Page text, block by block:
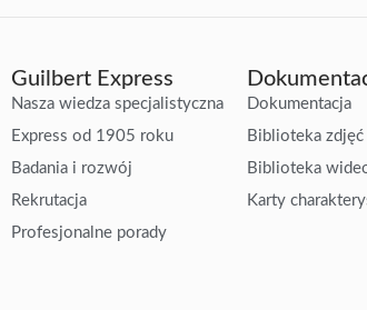
Guilbert Express
Nasza wiedza specjalistyczna
Express od 1905 roku
Badania i rozwój
Rekrutacja
Profesjonalne porady
Dokumentacja
Biblioteka zdjęć
Biblioteka
Karty